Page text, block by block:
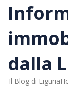
dalla
Il Blog di